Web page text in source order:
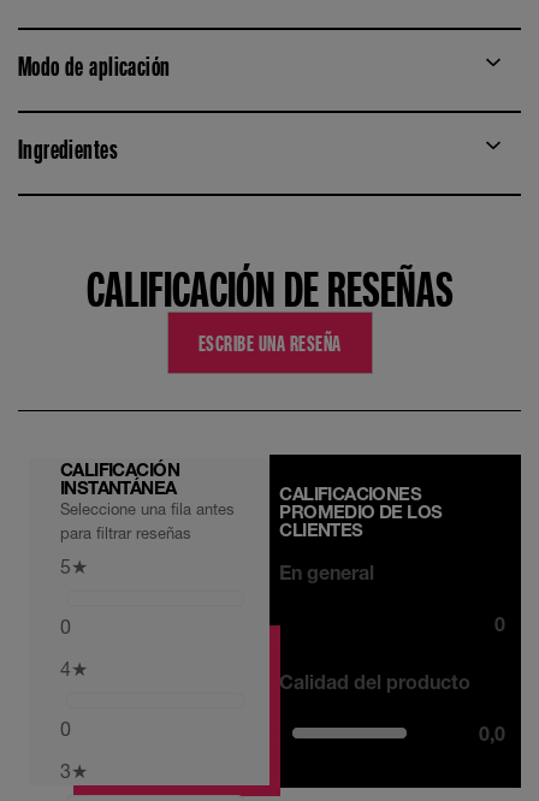
Modo de aplicación
Ingredientes
CALIFICACIÓN DE RESEÑAS
ESCRIBE UNA RESEÑA
CALIFICACIÓN
INSTANTÁNEA
Seleccione una fila antes
para filtrar reseñas
5★
0
4★
0
3★
CALIFICACIONES
PROMEDIO DE LOS
CLIENTES
En general
0
Calidad del producto
0,0